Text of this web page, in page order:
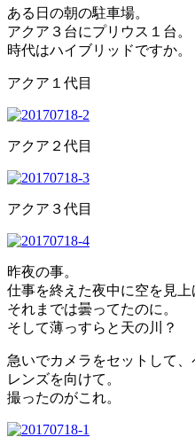
ある日の朝の駐車場。
アクア３台にプリウス１台。
時代はハイブリッドですか。
アクア１代目
アクア２代目
アクア３代目
昨夜の事。
仕事を終えた夜中に空を見上
それまでは曇ってたのに。
そして薄っすらと天の川？
急いでカメラをセットして
レンズを向けて。
撮ったのがこれ。